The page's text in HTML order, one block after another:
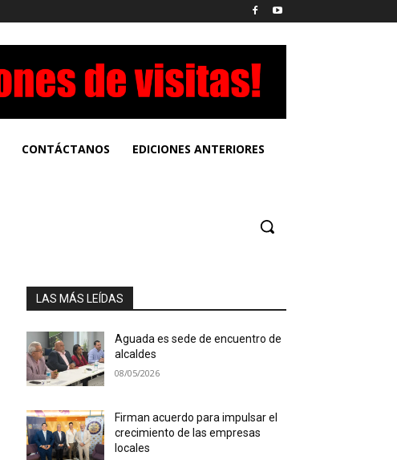
CONTÁCTANOS EDICIONES ANTERIORES
LAS MÁS LEÍDAS
Aguada es sede de encuentro de
alcaldes
08/05/2026
Firman acuerdo para impulsar el
crecimiento de las empresas
locales